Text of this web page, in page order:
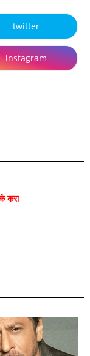
twitter
instagram
करा